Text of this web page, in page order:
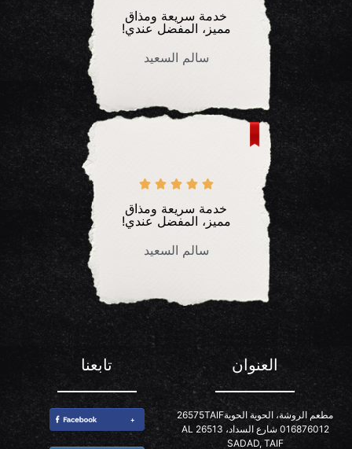
خدمة سريعة ومذاق
مميز، المفضل عندي!
سالم السعيد





خدمة سريعة ومذاق
مميز، المفضل عندي!
سالم السعيد
العنوان
مطعم الروشة، الحوية الحوية26575TAIF
016876012 شارع السداد، 26513 AL
SADAD, TAIF
تابعنا